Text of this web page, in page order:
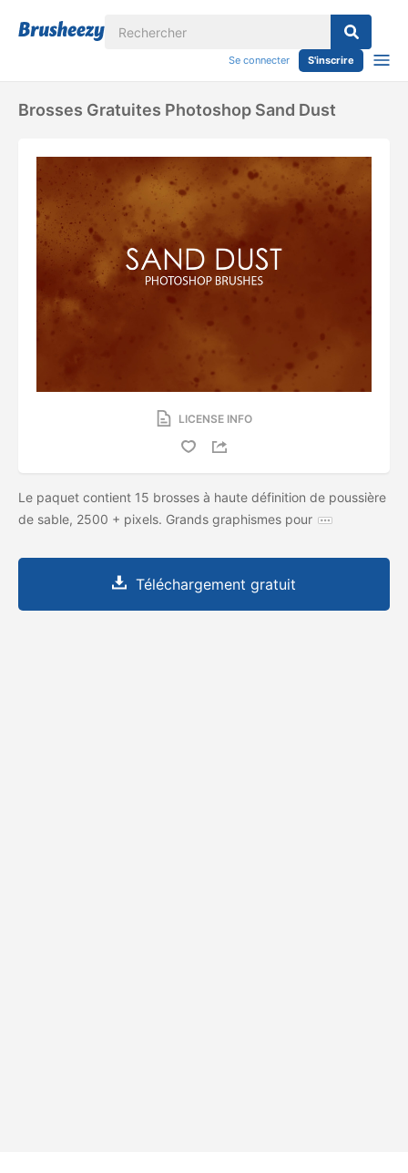
Se connecter S'inscrire
Brosses Gratuites Photoshop Sand Dust
LICENSE INFO
Le paquet contient 15 brosses à haute définition de poussière
de sable, 2500 + pixels. Grands graphismes pour
Téléchargement gratuit